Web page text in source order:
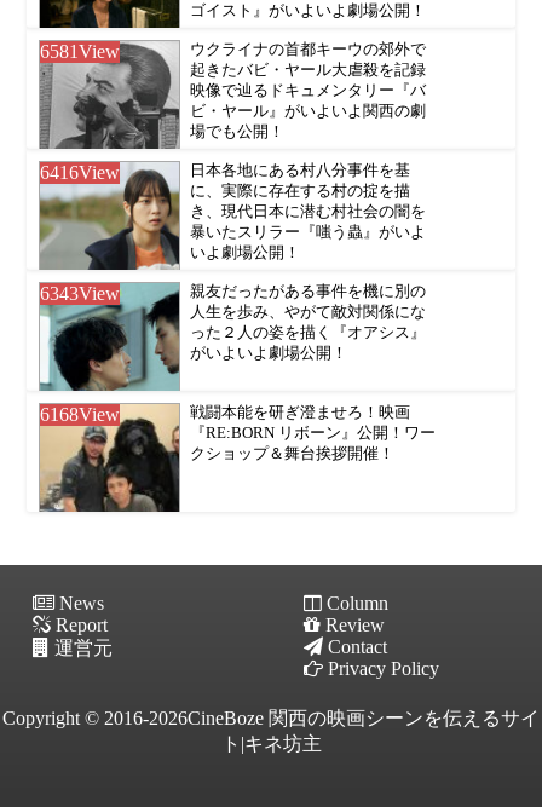
ゴイスト』がいよいよ劇場公開！
6581View
ウクライナの首都キーウの郊外で
起きたバビ・ヤール大虐殺を記録
映像で辿るドキュメンタリー『バ
ビ・ヤール』がいよいよ関西の劇
場でも公開！
6416View
日本各地にある村八分事件を基
に、実際に存在する村の掟を描
き、現代日本に潜む村社会の闇を
暴いたスリラー『嗤う蟲』がいよ
いよ劇場公開！
6343View
親友だったがある事件を機に別の
人生を歩み、やがて敵対関係にな
った２人の姿を描く『オアシス』
がいよいよ劇場公開！
6168View
戦闘本能を研ぎ澄ませろ！映画
『RE:BORN リボーン』公開！ワー
クショップ＆舞台挨拶開催！
News
Column
Report
Review
運営元
Contact
Privacy Policy
Copyright © 2016-2026CineBoze 関西の映画シーンを伝えるサイ
ト|キネ坊主